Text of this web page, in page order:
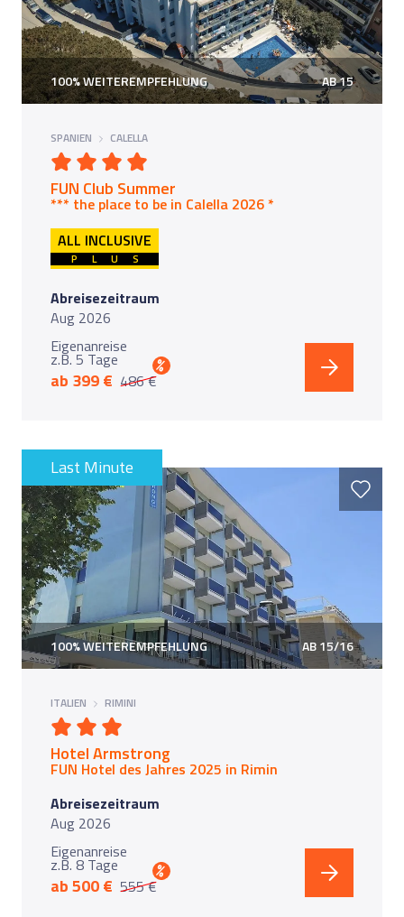
100% WEITEREMPFEHLUNG AB 15
SPANIEN CALELLA
FUN Club Summer
*** the place to be in Calel
la 2026 ***
ALL INCLUSIVE
PLUS
Abreisezeitraum
Aug 2026
Eigenanreise
z.B. 5 Tage
ab 399 € 486 €
%
Last Minute
100% WEITEREMPFEHLUNG AB 15/16
ITALIEN RIMINI
Hotel Armstrong
FUN Hotel des Jahres 202
Abreisezeitraum
Aug 2026
Eigenanreise
z.B. 8 Tage
ab 500 € 555 €
%